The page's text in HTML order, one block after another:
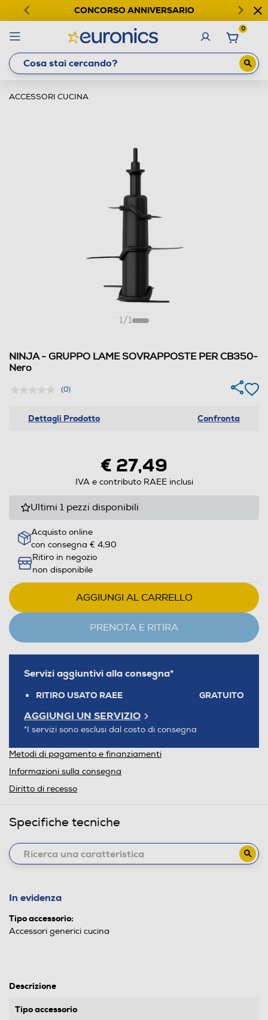
CONCORSO ANNIVERSARIO
0
ACCESSORI CUCINA
1/1
NINJA - GRUPPO LAME SOVRAPPOSTE PER CB350-
Nero
(0)
Dettagli Prodotto Confronta
€ 27,49
IVA e contributo RAEE inclusi
Ultimi 1 pezzi disponibili
Acquisto online
con consegna € 4,90
Ritiro in negozio
non disponibile
AGGIUNGI AL CARRELLO
PRENOTA E RITIRA
Servizi aggiuntivi alla consegna*
RITIRO USATO RAEE GRATUITO
AGGIUNGI UN SERVIZIO
*I servizi sono esclusi dal costo di consegna
Metodi di pagamento e finanziamenti
Informazioni sulla consegna
Diritto di recesso
Specifiche tecniche
In evidenza
Tipo accessorio:
Accessori generici cucina
Descrizione
Tipo accessorio